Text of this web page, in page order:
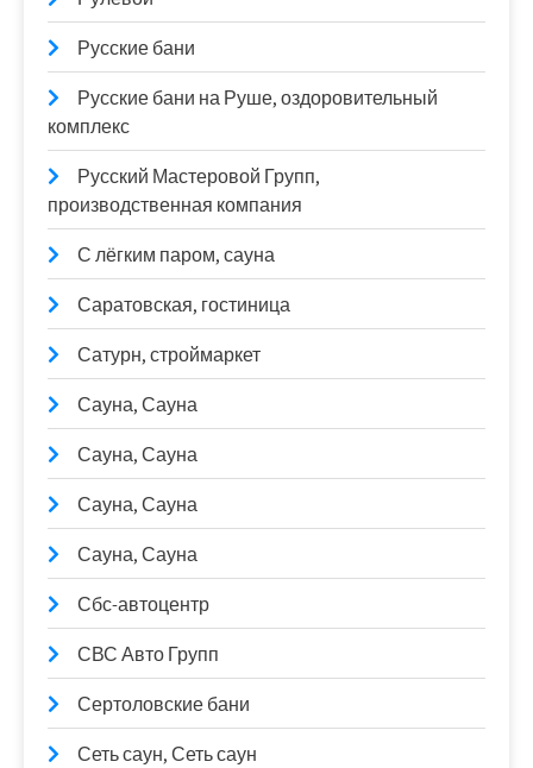
Русские бани
Русские бани на Руше, оздоровительный
комплекс
Русский Мастеровой Групп,
производственная компания
С лёгким паром, сауна
Саратовская, гостиница
Сатурн, строймаркет
Сауна, Сауна
Сауна, Сауна
Сауна, Сауна
Сауна, Сауна
Сбс-автоцентр
СВС Авто Групп
Сертоловские бани
Сеть саун, Сеть саун